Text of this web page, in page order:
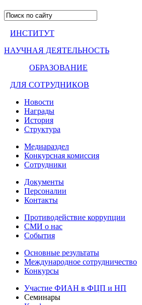
ИНСТИТУТ
НАУЧНАЯ ДЕЯТЕЛЬНОСТЬ
ОБРАЗОВАНИЕ
ДЛЯ СОТРУДНИКОВ
Новости
Награды
История
Структура
Медиараздел
Конкурсная комиссия
Сотрудники
Документы
Персоналии
Контакты
Противодействие коррупции
СМИ о нас
События
Основные результаты
Международное сотрудничество
Конкурсы
Участие ФИАН в ФЦП и НП
Семинары